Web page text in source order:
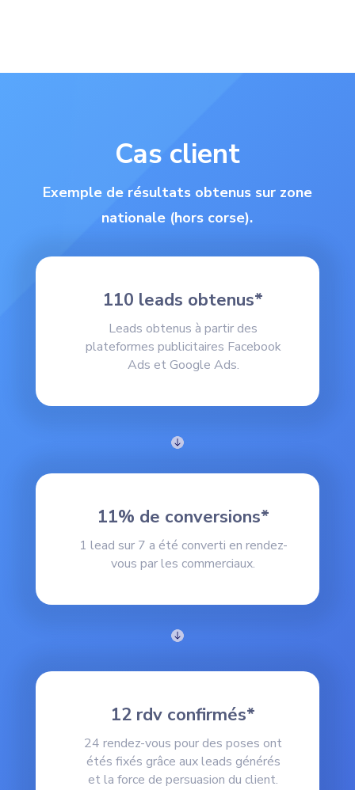
Cas client
Exemple de résultats obtenus sur zone
nationale (hors corse).
110 leads obtenus*
Leads obtenus à partir des
plateformes publicitaires Facebook
Ads et Google Ads.
11% de conversions*
1 lead sur 7 a été converti en rendez-
vous par les commerciaux.
12 rdv confirmés*
24 rendez-vous pour des poses ont
étés fixés grâce aux leads générés
et la force de persuasion du client.